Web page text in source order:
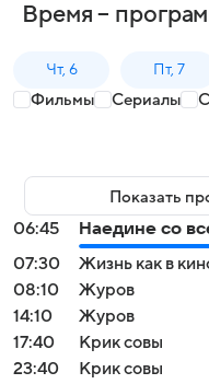
Время –
Чт, 6 Пт, 7
Фильмы Сериалы
Показать
06:45
Наедине со
07:30
Жизнь как в
08:10
Журов
14:10
Журов
17:40
Крик совы
23:40
Крик совы